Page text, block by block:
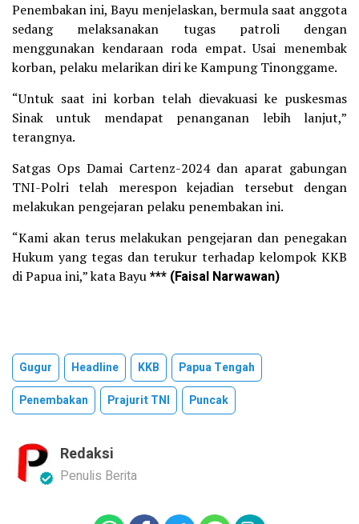
Penembakan ini, Bayu menjelaskan, bermula saat anggota
sedang melaksanakan tugas patroli dengan
menggunakan kendaraan roda empat. Usai menembak
korban, pelaku melarikan diri ke Kampung Tinonggame.
“Untuk saat ini korban telah dievakuasi ke puskesmas
Sinak untuk mendapat penanganan lebih lanjut,”
terangnya.
Satgas Ops Damai Cartenz-2024 dan aparat gabungan
TNI-Polri telah merespon kejadian tersebut dengan
melakukan pengejaran pelaku penembakan ini.
“Kami akan terus melakukan pengejaran dan penegakan
Hukum yang tegas dan terukur terhadap kelompok KKB
di Papua ini,” kata Bayu*** (Faisal Narwawan)
Gugur Headline KKB
Papua Tengah
Penembakan
Prajurit TNI Puncak
Redaksi
Penulis Berita